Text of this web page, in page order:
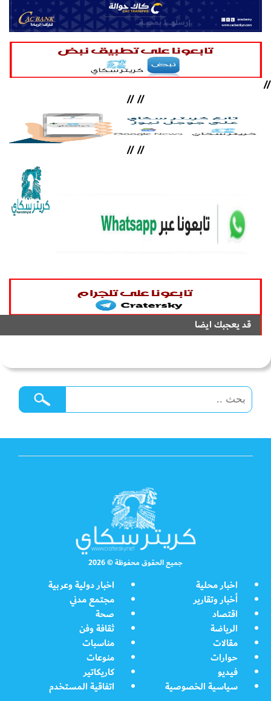
//
//
//
//
//
قد يعجبك ايضا
جميع الحقوق محفوظة © 2026
اخبار محلية
اخبار دولية وعربية
أخبار وتقارير
مجتمع مدني
اقتصاد
صحة
الرياضة
ثقافة وفن
مقالات
مناسبات
حوارات
منوعات
فيديو
كاريكاتير
سياسية الخصوصية
اتفاقية المستخدم